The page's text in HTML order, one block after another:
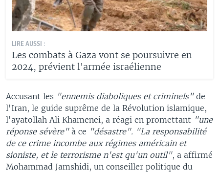
LIRE AUSSI :
Les combats à Gaza vont se poursuivre en
2024, prévient l'armée israélienne
Accusant les "ennemis diaboliques et criminels"de
l'Iran, le guide suprême de la Révolution islamique,
l'ayatollah Ali Khamenei, a réagi en promettant "une
réponse sévère"à ce "désastre". "La responsabilité
de ce crime incombe aux régimes américain et
sioniste, et le terrorisme n'est qu'un outil", a affirmé
Mohammad Jamshidi, un conseiller politique du